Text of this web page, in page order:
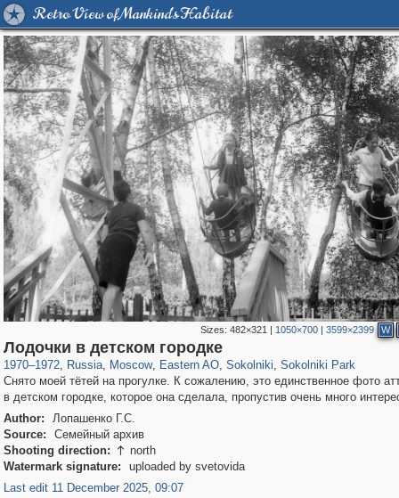
Retro View of Mankind's Habitat
Sizes: 482×321 | 1050×700| 3599×2399 W
Лодочки в детском городке
1970–1972, Russia
1,406,840 29,243
, Moscow
319,864 8,286
, Eastern AO
20,939 306
, Sokolniki
5,623
, Sokolniki Park
Снято моей тётей на прогулке. К сожалению, это единственное фото
в детском городке, которое она сделала, пропустив очень много
Author:
Лопашенко Г.С.
Source:
Семейный архив
Shooting direction:  north
Watermark signature:
uploaded by svetovida
Last edit 11 December 2025, 09:07